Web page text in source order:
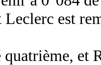
est
quatrième, et